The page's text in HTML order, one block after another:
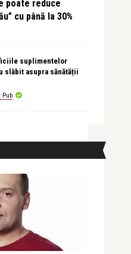
poate reduce
cu până la 30%
suplimentelor
slăbit asupra sănătății
Pub